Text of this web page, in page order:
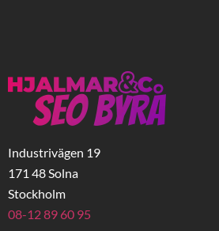
Industrivägen 19
171 48 Solna
Stockholm
08-12 89 60 95